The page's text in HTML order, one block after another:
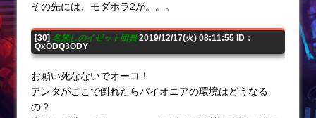
その先には、モダホラ2が。。。
[30] 名無しのイゼット団員2019/12/17(火) 08:11:55 ID：
QxODQ3ODY
お願い死なないでオーコ！
アンタがここで倒れたらパイオニアの環境はどうなる
の？